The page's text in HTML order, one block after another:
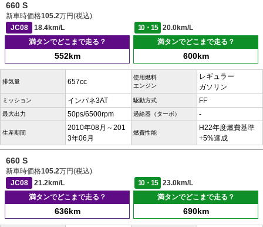
660 S
新車時価格105.2万円(税込)
JC08
18.4km/L 10・15
20.0km/L
満タンでどこまで走る？
552km
満タンでどこまで走る？
600km
排気量 657cc
使用燃料
エンジン
レギュラー
ガソリン
ミッション インパネ3AT 駆動方式 FF
最大出力 50ps/6500rpm 過給器（ターボ） -
生産期間
2010年08月～201
3年06月
燃費性能
H22年度燃費基準
+5%達成
660 S
新車時価格105.2万円(税込)
JC08
21.2km/L 10・15
23.0km/L
満タンでどこまで走る？
636km
満タンでどこまで走る？
690km